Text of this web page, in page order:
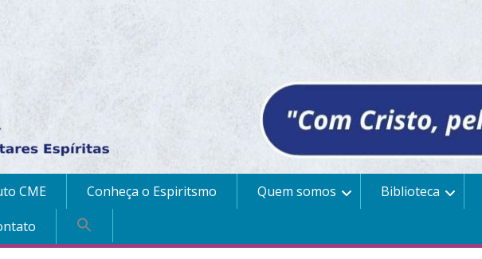
CME Conheça o Espiritsmo Quem somos Biblioteca